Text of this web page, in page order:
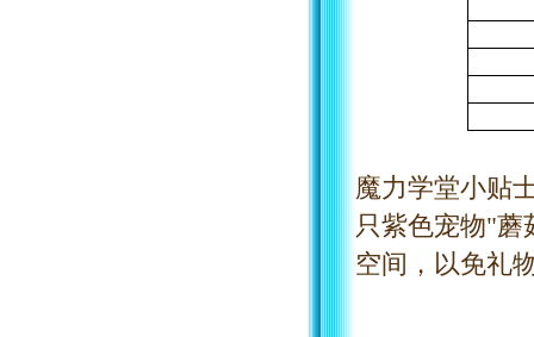
魔力学堂小贴
只紫色宠物"蘑
空间，以免礼